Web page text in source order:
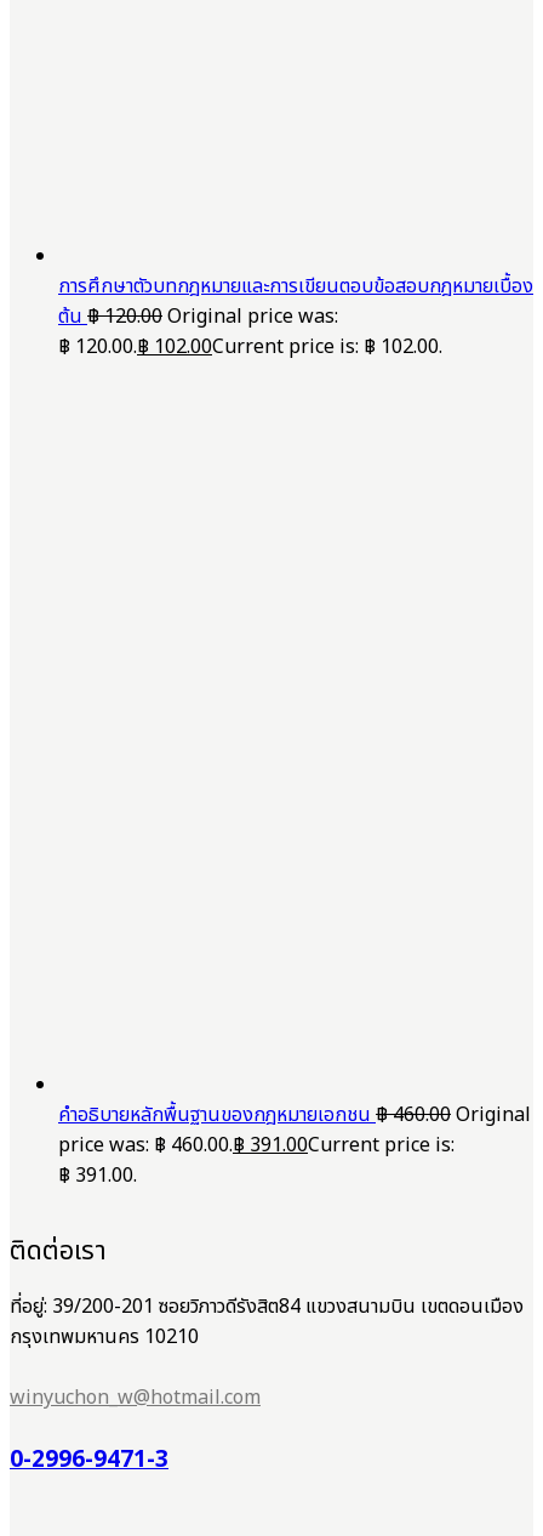
การศึกษาตัวบทกฎหมายและการเขียนตอบข้อสอบกฎหมายเบื้อง
ต้น฿120.00Original price was:
฿ 120.00.฿102.00Current price is: ฿ 102.00.
คำอธิบายหลักพื้นฐานของกฎหมายเอกชน฿460.00Original
price was: ฿ 460.00.฿391.00Current price is:
฿ 391.00.
ติดต่อเรา
ที่อยู่: 39/200-201 ซอยวิภาวดีรังสิต84 แขวงสนามบิน เขตดอนเมือง
กรุงเทพมหานคร 10210
winyuchon_w@hotmail.com
0-2996-9471-3